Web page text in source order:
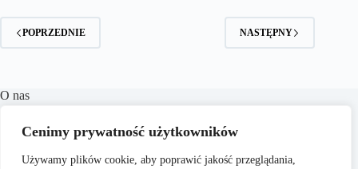
Cenimy prywatność użytkowników
Używamy plików cookie, aby poprawić jakość przeglądania,
POPRZEDNIE NASTĘPNY
O nas
różnorodne treści z zakresu prawa karnego, cywilnego,
celem jest dostarczanie aktualnych informacji, praktycznych